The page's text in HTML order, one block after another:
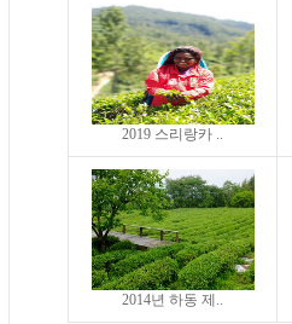
2019 스리랑카 ..
2014년 하동 제..